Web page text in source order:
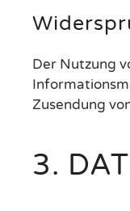
Der Nutzung
Zusendung
3.